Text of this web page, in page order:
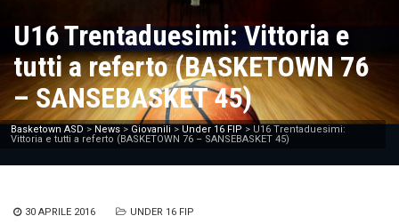
U16 Trentaduesimi: Vittoria e
tutti a referto (BASKETOWN 76
– SANSEBASKET 45)
Basketown ASD > News > Giovanili > Under 16 FIP > U16 Trentaduesimi:
Vittoria e tutti a referto (BASKETOWN 76 – SANSEBASKET 45)
30 APRILE 2016 UNDER 16 FIP